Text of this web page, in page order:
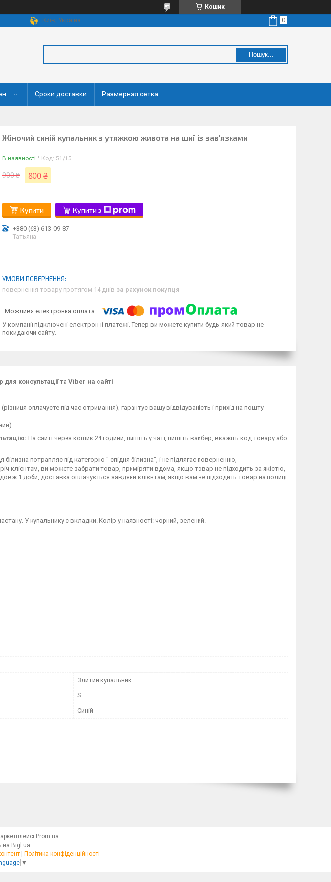
Кошик
Київ, Україна
Пошук...
Сроки доставки Размерная сетка
Жіночий синій купальник з утяжкою живота на шиї із зав'язками
В наявності Код: 51/15
900 ₴ 800 ₴
Купити Купити з
+380 (63) 613-09-87
Татьяна
повернення товару протягом 14 днів за рахунок покупця
У компанії підключені електронні платежі. Тепер ви можете купити будь-який товар не
покидаючи сайту.
консультації та Viber на сайті
оплачуєте під час отримання), гарантує вашу відвідуваність і прихід на пошту
На сайті через кошик 24 години, пишіть у чаті, пишіть вайбер, вкажіть код товару або
потрапляє під категорію " спідня білизна", і не підлягає поверненню,
клієнтам, ви можете забрати товар, приміряти вдома, якщо товар не підходить за якістю,
1 доби, доставка оплачується завдяки клієнтам, якщо вам не підходить товар на полиці
У купальнику є вкладки. Колір у наявності: чорний, зелений.
Злитий купальник
S
Синій
Prom.ua
на Bigl.ua
| Політика конфіденційності
▼